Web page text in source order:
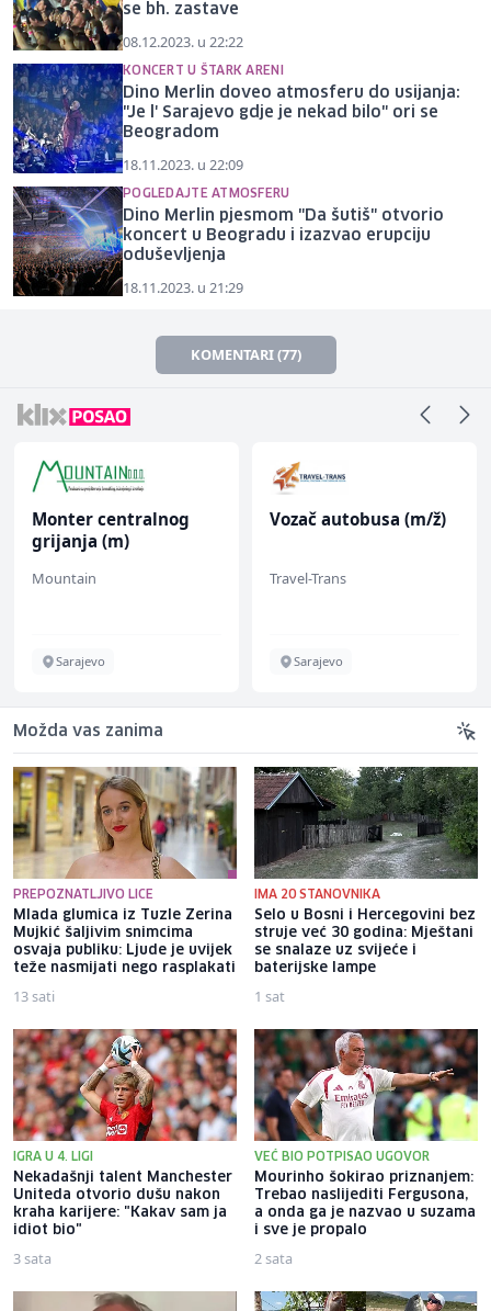
se bh. zastave
08.12.2023. u 22:22
KONCERT U ŠTARK ARENI
Dino Merlin doveo atmosferu do usijanja:
"Je l' Sarajevo gdje je nekad bilo" ori se
Beogradom
18.11.2023. u 22:09
POGLEDAJTE ATMOSFERU
Dino Merlin pjesmom "Da šutiš" otvorio
koncert u Beogradu i izazvao erupciju
oduševljenja
18.11.2023. u 21:29
KOMENTARI (77)
Monter centralnog
grijanja (m)
Mountain
Sarajevo
Vozač autobusa (m/ž)
Travel-Trans
Sarajevo
Možda vas zanima
PREPOZNATLJIVO LICE
Mlada glumica iz Tuzle Zerina
Mujkić šaljivim snimcima
osvaja publiku: Ljude je uvijek
teže nasmijati nego rasplakati
13 sati
IMA 20 STANOVNIKA
Selo u Bosni i Hercegovini bez
struje već 30 godina: Mještani
se snalaze uz svijeće i
baterijske lampe
1 sat
IGRA U 4. LIGI
Nekadašnji talent Manchester
Uniteda otvorio dušu nakon
kraha karijere: "Kakav sam ja
idiot bio"
3 sata
VEĆ BIO POTPISAO UGOVOR
Mourinho šokirao priznanjem:
Trebao naslijediti Fergusona,
a onda ga je nazvao u suzama
i sve je propalo
2 sata